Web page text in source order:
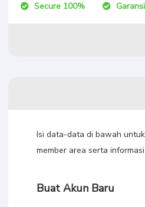
Secure 100%
Isi data-data di bawah
member area serta
Buat Akun Baru